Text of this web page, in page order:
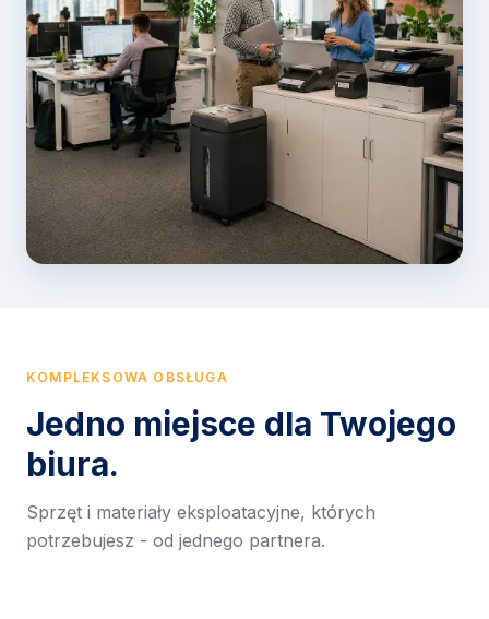
KOMPLEKSOWA OBSŁUGA
Jedno miejsce dla Twojego
biura.
Sprzęt i materiały eksploatacyjne, których
potrzebujesz - od jednego partnera.